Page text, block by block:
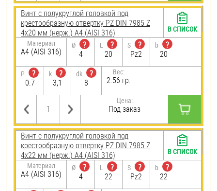
Винт с полукруглой головкой под
крестообразную отвертку PZ DIN 7985 Z
4х20 мм (нерж.) A4 (AISI 316)
Материал
A4 (AISI 316)
Ø
?
4
L
?
20
S
?
Pz2
b
?
20
P
?
0.7
k
?
3,1
dk
?
8
Вес:
2.56 гр.
Цена:
Под заказ
В СПИСОК
Винт с полукруглой головкой под
крестообразную отвертку PZ DIN 7985 Z
4х22 мм (нерж.) A4 (AISI 316)
Материал
A4 (AISI 316)
Ø
?
4
L
?
22
S
?
Pz2
b
?
22
В СПИСОК